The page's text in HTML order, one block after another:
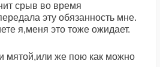
срыв во время
эту обязанность мне.
я,меня это тоже ожидает.
мятой,или же пою как можно